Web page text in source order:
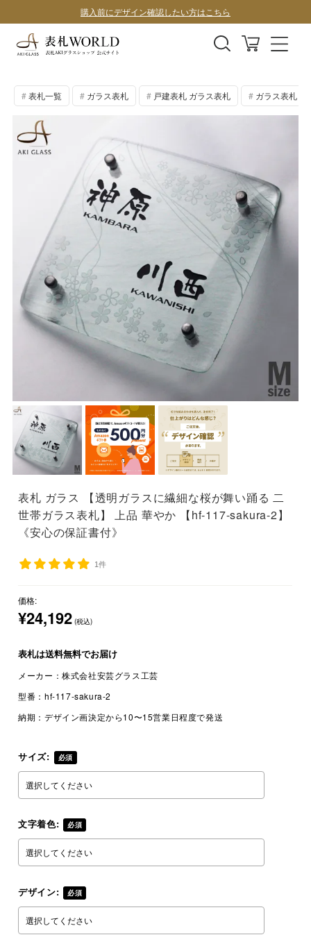
購入前にデザイン確認したい方はこちら
表札全商品、全国送料無料！
デザインサンプル1案100円
表札一覧 ガラス表札 戸建表札 ガラス表札 ガラス表札 手
表札 ガラス 【透明ガラスに繊細な桜が舞い踊る 二
世帯ガラス表札】 上品 華やか 【hf-117-sakura-2】
《安心の保証書付》
1件
価格:
¥24,192 (税込)
表札は送料無料でお届け
メーカー：株式会社安芸グラス工芸
型番： hf-117-sakura-2
納期： デザイン画決定から10〜15営業日程度で発送
サイズ: 必須
文字着色: 必須
デザイン: 必須